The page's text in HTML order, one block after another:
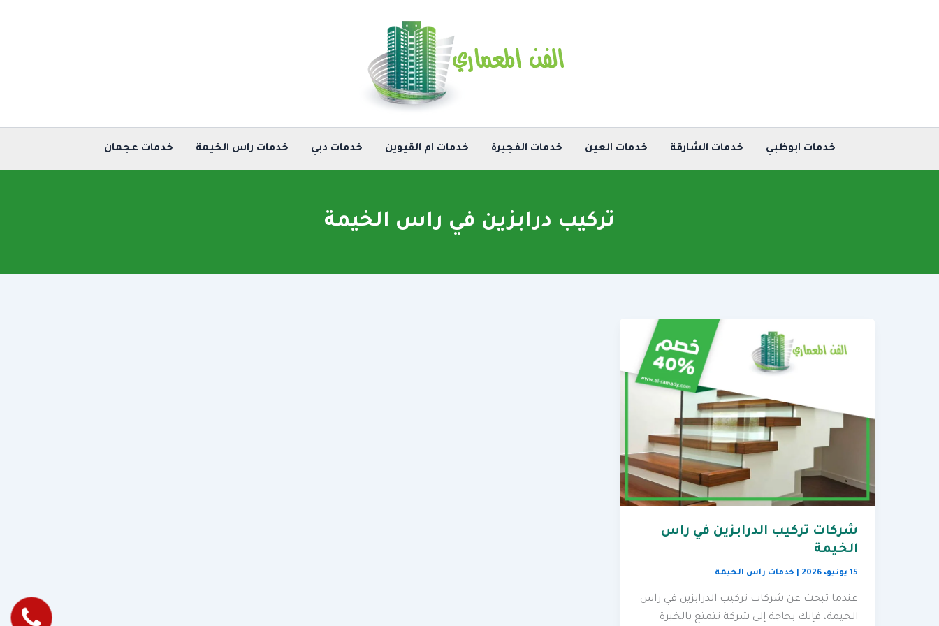
خدمات ابوظبي خدمات الشارقة خدمات العين خدمات الفجيرة خدمات ام القيوين خدمات دبي خدمات راس الخيمة خدمات عجمان
تركيب درابزين في راس الخيمة
شركات تركيب الدرابزين في راس
الخيمة
15 يونيو، 2026 خدمات راس الخيمة
عندما تبحث عن شركات تركيب الدرابزين في راس
الخيمة، فإنك بحاجة إلى شركة تتمتع بالخبرة